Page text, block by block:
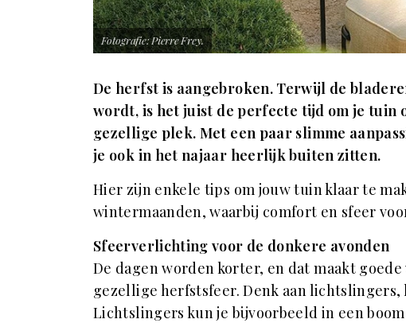
Fotografie: Pierre Frey.
De herfst is aangebroken. Terwijl de
wordt, is het juist de perfecte tijd om je tuin
gezellige plek. Met een paar slimme
je ook in het najaar heerlijk buiten zitten.
Hier zijn enkele tips om jouw tuin klaar te
wintermaanden, waarbij comfort en sfeer
Sfeerverlichting voor de donkere avonden
De dagen worden korter, en dat maakt
gezellige herfstsfeer. Denk aan lichtslingers,
Lichtslingers kun je bijvoorbeeld in een